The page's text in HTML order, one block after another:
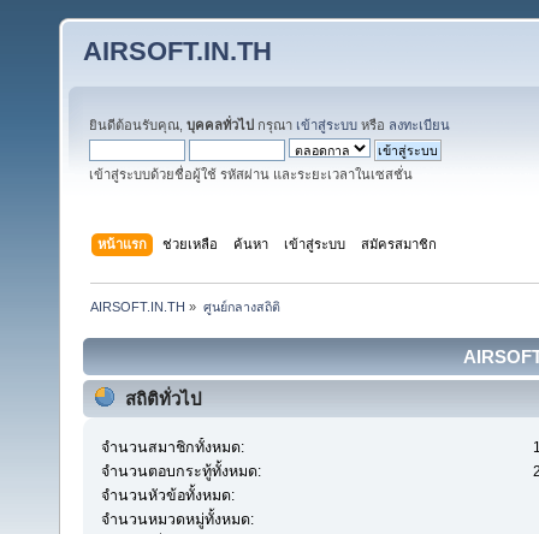
AIRSOFT.IN.TH
ยินดีต้อนรับคุณ, บุคคลทั่วไป กรุณา เข้าสู่ระบบ หรือ ลงทะเบียน
เข้าสู่ระบบด้วยชื่อผู้ใช้ รหัสผ่าน และระยะเวลาในเซสชั่น
หน้าแรก ช่วยเหลือ ค้นหา เข้าสู่ระบบ สมัครสมาชิก
AIRSOFT.IN.TH » ศูนย์กลางสถิติ
สถิติทั่วไป
จำนวนสมาชิกทั้งหมด:
จำนวนตอบกระทู้ทั้งหมด:
จำนวนหัวข้อทั้งหมด:
จำนวนหมวดหมู่ทั้งหมด: